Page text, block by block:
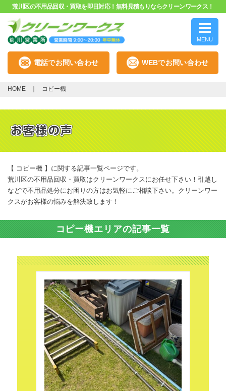
荒川区の不用品回収・買取を即日対応！無料見積もりならクリーンワークス！
MENU
電話でお問い合わせ WEBでお問い合わせ
HOME コピー機
【 コピー機 】に関する記事一覧ページです。
荒川区の不用品回収・買取はクリーンワークスにお任せ下さい！引越し
などで不用品処分にお困りの方はお気軽にご相談下さい。クリーンワー
クスがお客様の悩みを解決致します！
コピー機エリアの記事一覧